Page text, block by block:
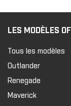
LES MODÈLES
Tous les modèles
Outlander
Renegade
Maverick